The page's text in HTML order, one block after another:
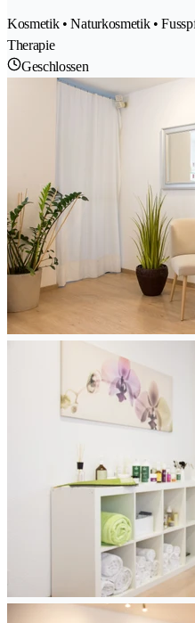
Kosmetik • Naturkosmetik •
Therapie
Geschlossen